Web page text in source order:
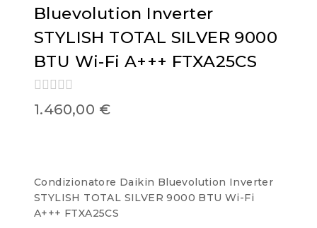
Bluevolution Inverter
STYLISH TOTAL SILVER 9000
BTU Wi-Fi A+++ FTXA25CS
0
out
1.460,00 €
Condizionatore Daikin Bluevolution Inverter
STYLISH TOTAL SILVER 9000 BTU Wi-Fi
A+++ FTXA25CS